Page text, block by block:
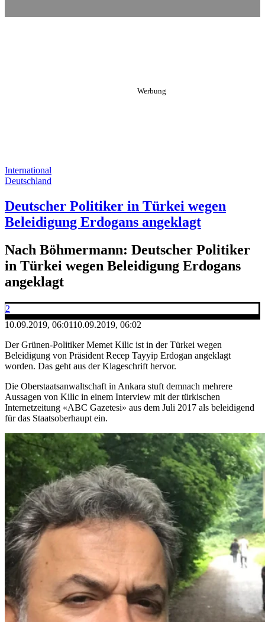
International
Deutschland
Deutscher Politiker in Türkei wegen
Beleidigung Erdogans angeklagt
Nach Böhmermann: Deutscher Politiker
in Türkei wegen Beleidigung Erdogans
angeklagt
2
10.09.2019, 06:0110.09.2019, 06:02
Der Grünen-Politiker Memet Kilic ist in der Türkei wegen
Beleidigung von Präsident Recep Tayyip Erdogan angeklagt
worden. Das geht aus der Klageschrift hervor.
Die Oberstaatsanwaltschaft in Ankara stuft demnach mehrere
Aussagen von Kilic in einem Interview mit der türkischen
Internetzeitung «ABC Gazetesi» aus dem Juli 2017 als beleidigend
für das Staatsoberhaupt ein.